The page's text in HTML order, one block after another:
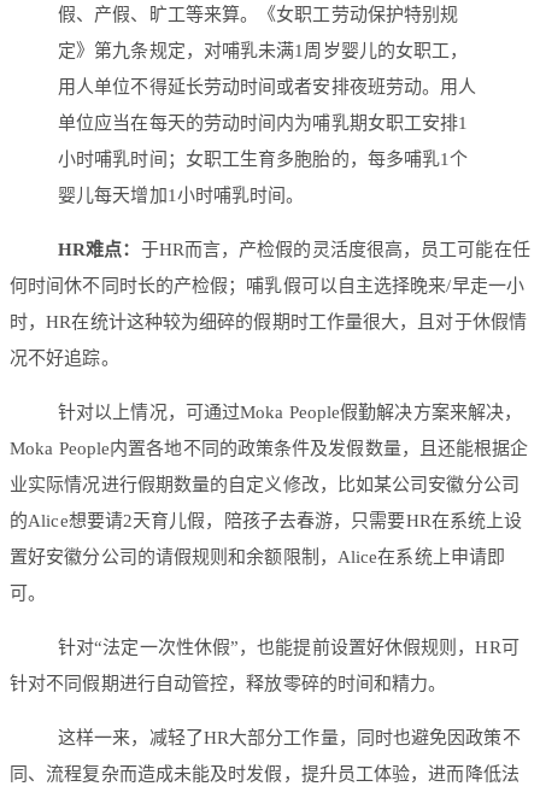
假、产假、旷工等来算。《女职工劳动保护特别规
定》第九条规定，对哺乳未满1周岁婴儿的女职工，
用人单位不得延长劳动时间或者安排夜班劳动。用人
单位应当在每天的劳动时间内为哺乳期女职工安排1
小时哺乳时间；女职工生育多胞胎的，每多哺乳1个
婴儿每天增加1小时哺乳时间。
HR难点： 于HR而言，产检假的灵活度很高，员工可能在任
何时间休不同时长的产检假；哺乳假可以自主选择晚来/早走一小
时，HR在统计这种较为细碎的假期时工作量很大，且对于休假情
况不好追踪。
针对以上情况，可通过Moka People假勤解决方案来解决，
Moka People内置各地不同的政策条件及发假数量，且还能根据企
业实际情况进行假期数量的自定义修改，比如某公司安徽分公司
的Alice想要请2天育儿假，陪孩子去春游，只需要HR在系统上设
置好安徽分公司的请假规则和余额限制，Alice在系统上申请即
可。
针对“法定一次性休假”，也能提前设置好休假规则，HR可
针对不同假期进行自动管控，释放零碎的时间和精力。
这样一来，减轻了HR大部分工作量，同时也避免因政策不
同、流程复杂而造成未能及时发假，提升员工体验，进而降低法